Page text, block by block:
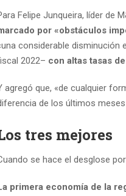
Felipe Junqueira, líder de
por «obstáculos
considerable disminución
2022– con altas tasas
agregó que, «de cualquier
de los últimos
tres mejores
se hace el desglose
primera economía de la